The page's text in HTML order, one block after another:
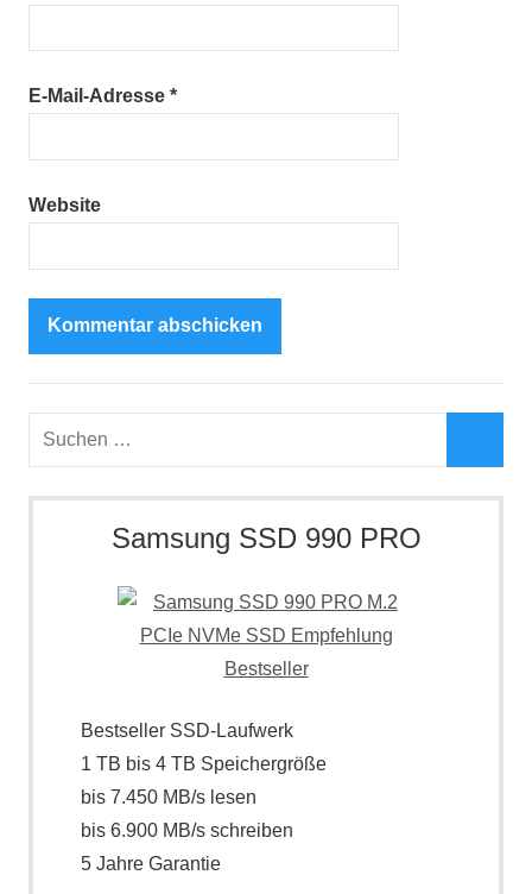
E-Mail-Adresse *
Website
Suchen
Samsung SSD 990 PRO
Bestseller SSD-Laufwerk
1 TB bis 4 TB Speichergröße
bis 7.450 MB/s lesen
bis 6.900 MB/s schreiben
5 Jahre Garantie